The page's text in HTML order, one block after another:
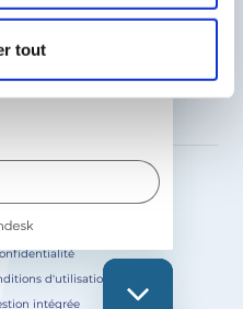
toutSUR
d'utilisation
intégrée